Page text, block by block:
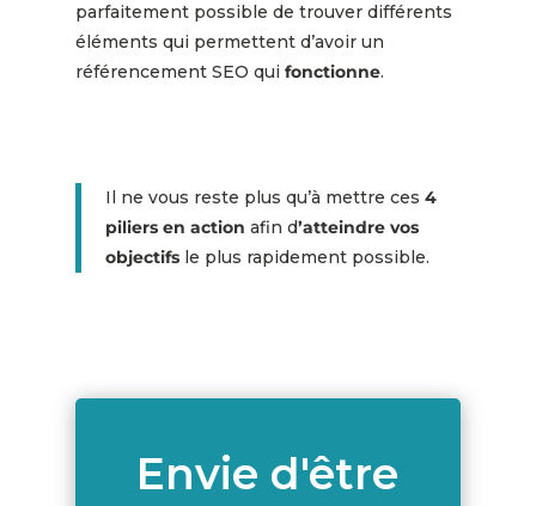
parfaitement possible de trouver différents
éléments qui permettent d’avoir un
référencement SEO qui fonctionne.
Il ne vous reste plus qu’à mettre ces 4
piliers en action afin d’atteindre vos
objectifsle plus rapidement possible.
Envie d'être